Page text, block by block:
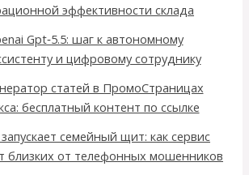
эффективности склада
Gpt‑5.5: шаг к автономному
и цифровому сотруднику
статей в ПромоСтраницах
бесплатный контент по ссылке
семейный щит: как сервис
близких от телефонных мошенников